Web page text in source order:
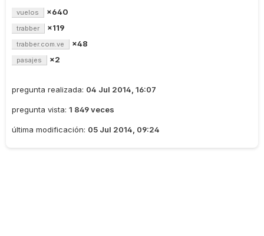
vuelos ×640
trabber ×119
trabber.com.ve ×48
pasajes ×2
pregunta realizada: 04 Jul 2014, 16:07
pregunta vista: 1 849 veces
última modificación: 05 Jul 2014, 09:24